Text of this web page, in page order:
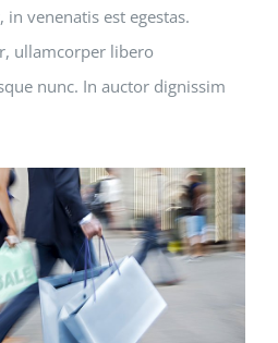
venenatis est egestas.
ullamcorper libero
nunc. In auctor dignissim